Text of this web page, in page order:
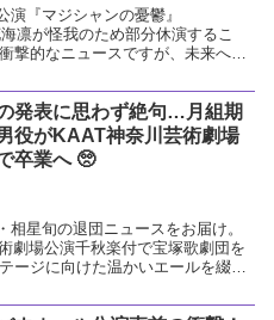
演『マジシャンの憂鬱』
凛が怪我のため部分休演するこ
撃的なニュースですが、未来への
発表に思わず絶句…月組期
役がKAAT神奈川芸術劇場
卒業へ 🥺
星旬の退団ニュースをお届け。
劇場公演千秋楽付で宝塚歌劇団を
ージに向けた温かいエールを綴り